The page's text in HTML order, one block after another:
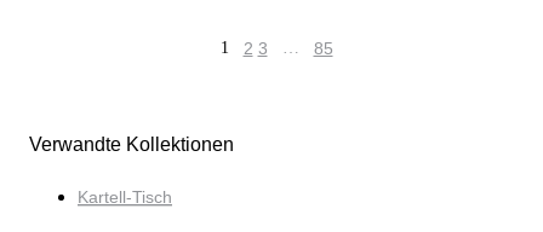
1 2 3 … 85
Verwandte Kollektionen
Kartell-Tisch